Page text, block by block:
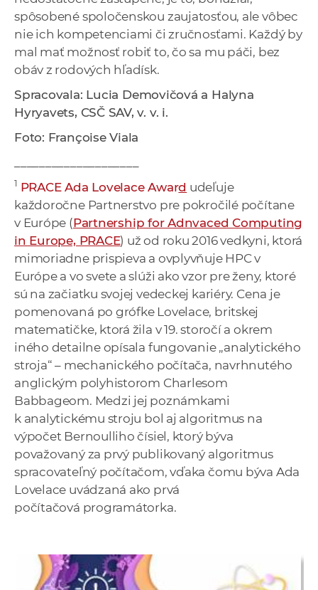
spôsobené spoločenskou zaujatosťou, ale vôbec
nie ich kompetenciami či zručnosťami. Každý by
mal mať možnosť robiť to, čo sa mu páči, bez
obáv z rodových hľadísk.
Spracovala: Lucia Demovičová a Halyna
Hyryavets, CSČ SAV, v. v. i.
Foto: Françoise Viala
1 PRACE Ada Lovelace Award udeľuje
každoročne Partnerstvo pre pokročilé počítane
v Európe (Partnership for Adnvaced Computing
in Europe, PRACE) už od roku 2016 vedkyni, ktorá
mimoriadne prispieva a ovplyvňuje HPC v
Európe a vo svete a slúži ako vzor pre ženy, ktoré
sú na začiatku svojej vedeckej kariéry. Cena je
pomenovaná po grófke Lovelace, britskej
matematičke, ktorá žila v 19. storočí a okrem
iného detailne opísala fungovanie „analytického
stroja“ – mechanického počítača, navrhnutého
anglickým polyhistorom Charlesom
Babbageom. Medzi jej poznámkami
k analytickému stroju bol aj algoritmus na
výpočet Bernoulliho čísiel, ktorý býva
považovaný za prvý publikovaný algoritmus
spracovateľný počítačom, vďaka čomu býva Ada
Lovelace uvádzaná ako prvá
počítačová programátorka.